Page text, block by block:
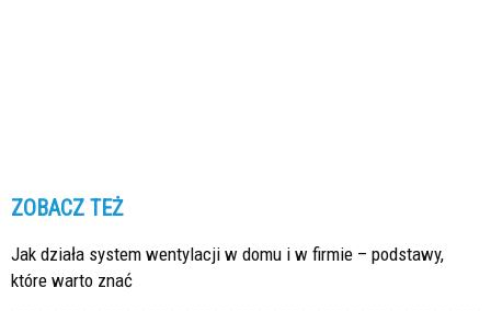
ZOBACZ TEŻ
Jak działa system wentylacji w domu i w firmie – podstawy,
które warto znać